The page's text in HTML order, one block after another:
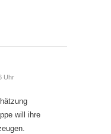
Uhr
will ihre